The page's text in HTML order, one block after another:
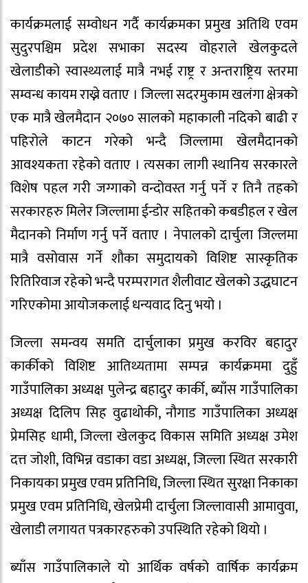
कार्यक्रमलाई सम्वोधन गर्दै कार्यक्रमका प्रमुख अतिथि एवम
सुदुरपश्चिम प्रदेश सभाका सदस्य वोहराले खेलकुदले
खेलाडीको स्वास्थ्यलाई मात्रै नभई राष्ट्र र अन्तराष्ट्रिय स्तरमा
सम्वन्ध कायम राख्ने वताए । जिल्ला सदरमुकाम खलंगा क्षेत्रको
एक मात्रै खेलमैदान २०७० सालको महाकाली नदिको बाढी र
पहिरोले काटन गरेको भन्दै जिल्लामा खेलमैदानको
आवश्यकता रहेको वताए । त्यसका लागी स्थानिय सरकारले
विशेष पहल गरी जग्गाको वन्दोवस्त गर्नु पर्ने र तिनै तहको
सरकारहरु मिलेर जिल्लामा ईन्डोर सहितको कबडीहल र खेल
मैदानको निर्माण गर्नु पर्ने वताए । नेपालको दार्चुला जिल्लमा
मात्रै वसोवास गर्ने शौका समुदायको विशिष्ट सास्कृतिक
रितिरिवाज रहेको भन्दै परम्परागत शैलीवाट खेलको उद्धघाटन
गरिएकोमा आयोजकलाई धन्यवाद दिनु भयो ।
जिल्ला समन्वय समति दार्चुलाका प्रमुख करविर बहादुर
कार्कीको विशिष्ट आतिथ्यतामा सम्पन्न कार्यक्रममा दुहुँ
गाउँपालिका अध्यक्ष पुलेन्द्र बहादुर कार्की, ब्याँस गाउँपालिका
अध्यक्ष दिलिप सिह वुढाथोकी, नौगाड गाउँपालिका अध्यक्ष
प्रेमसिह धामी, जिल्ला खेलकुद विकास समिति अध्यक्ष उमेश
दत्त जोशी, विभिन्न वडाका वडा अध्यक्ष, जिल्ला स्थित सरकारी
निकायका प्रमुख एवम प्रतिनिधि, जिल्ला स्थित सुरक्षा निकाका
प्रमुख एवम प्रतिनिधि, खेलप्रेमी दार्चुला जिल्लावासी आमावुवा,
खेलाडी लगायत पत्रकारहरुको उपस्थिति रहेको थियो ।
ब्याँस गाउँपालिकाले यो आर्थिक वर्षको वार्षिक कार्यक्रम